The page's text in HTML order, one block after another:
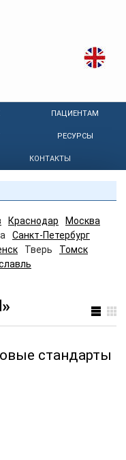
ПАЦИЕНТАМ
РЕСУРСЫ
КОНТАКТЫ
Краснодар
Москва
Санкт-Петербург
Тверь
Томск
стандарты